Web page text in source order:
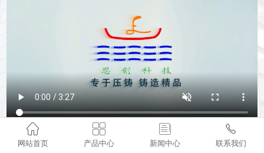

网站首页

产品中心

新闻中心

联系我们